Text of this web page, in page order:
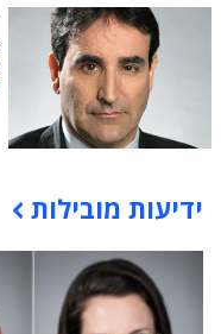
תוכן פרסומי
ידיעות מובילות